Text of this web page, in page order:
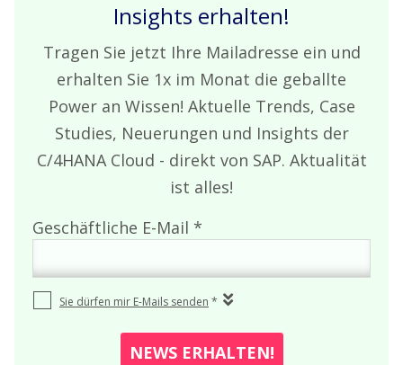
Insights erhalten!
Tragen Sie jetzt Ihre Mailadresse ein und
erhalten Sie 1x im Monat die geballte
Power an Wissen! Aktuelle Trends, Case
Studies, Neuerungen und Insights der
C/4HANA Cloud - direkt von SAP. Aktualität
ist alles!